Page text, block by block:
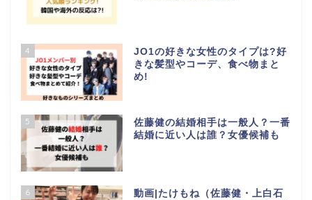
4
JO1の好きな女性のタイプは?好
きな髪型やコーデ、食べ物まと
め!
5
佐藤健の結婚相手は一般人？一番
結婚に近い人は誰？女優候補も
6
動画|たけもね（佐藤健・上白石